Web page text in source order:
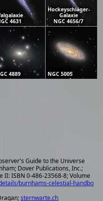
4631
Hockeyschläger-
Galaxie
NGC 4656/7
4889 NGC 5005
Guide to the Universe
Dover Publications, Inc.;
II: ISBN 0-486-23568-8; Volume
burnhams-celestial-handbo
sternwarte.ch